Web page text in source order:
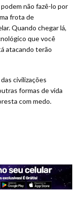
não fazê-lo por
frota de
Quando chegar lá,
que você
atacando terão
civilizações
formas de vida
com medo.